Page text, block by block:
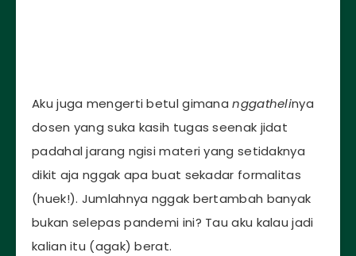
Aku juga mengerti betul gimananggathelinya
dosen yang suka kasih tugas seenak jidat
padahal jarang ngisi materi yang setidaknya
dikit aja nggak apa buat sekadar formalitas
(huek!). Jumlahnya nggak bertambah banyak
bukan selepas pandemi ini? Tau aku kalau jadi
kalian itu (agak) berat.